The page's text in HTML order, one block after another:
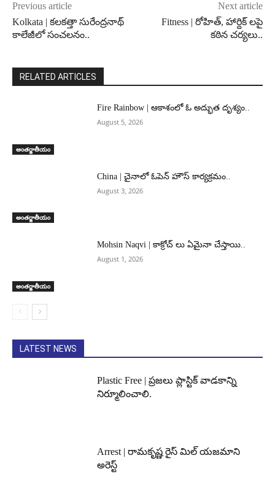
Previous article
Kolkata | కలకత్తా సురేంద్రనాథ్
కాలేజీలో సంచలనం..
Next article
Fitness | రోహిత్, హార్దిక్ లపై
కఠిన చర్యలు..
RELATED ARTICLES
అంతర్జాతీయం
Fire Rainbow | ఆకాశంలో ఓ అద్భుత దృశ్యం..
August 5, 2026
అంతర్జాతీయం
China | చైనాలో ఓపెన్ హౌస్ కార్యక్రమం..
August 3, 2026
అంతర్జాతీయం
Mohsin Naqvi | కాక్రోచ్ లు ఏమైనా చేస్తాయి..
August 1, 2026
LATEST NEWS
Plastic Free | ప్రజలు ప్లాస్టిక్ వాడకాన్ని
నిర్మూలించాలి.
Arrest | రామకృష్ణ రైస్ మిల్ యజమాని
అరెస్ట్